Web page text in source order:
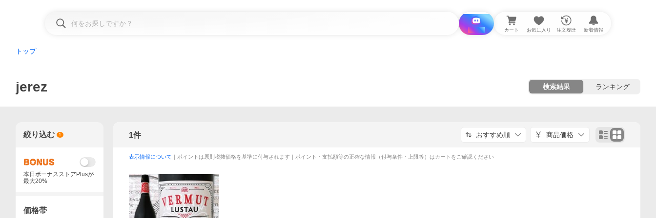
i と探す カート お気に入り 注文履歴 新着情報
トップ
jerez 検索結果 ランキング
1件 おすすめ順 商品価格
表示情報について ｜ポイントは原則税抜価格を基準に付与されます｜ポイント・支払額等の正確な情報（付与条件・上限等）はカートをご確認ください
絞り込む 1
本日ボーナスストアPlusが
最大20%
価格帯